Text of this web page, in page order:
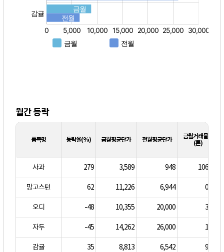
월간 등락
품목명 등락율(%) 금월평균단가 전월평균단가
금월거래물량
(톤)
사과 279 3,589 948 106.00
망고스턴 62 11,226 6,944 0.00
오디 -48 10,355 20,000 3.00
자두 -45 14,262 26,000 1.00
감귤 35 8,813 6,542 9.00